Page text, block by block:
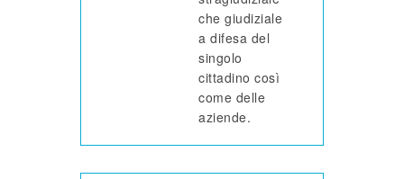
che giudiziale
a difesa del
singolo
cittadino così
come delle
aziende.